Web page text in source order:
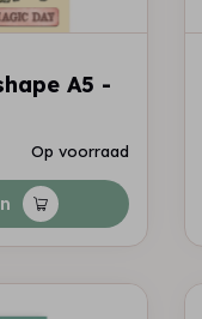
A5 -
Op voorraad